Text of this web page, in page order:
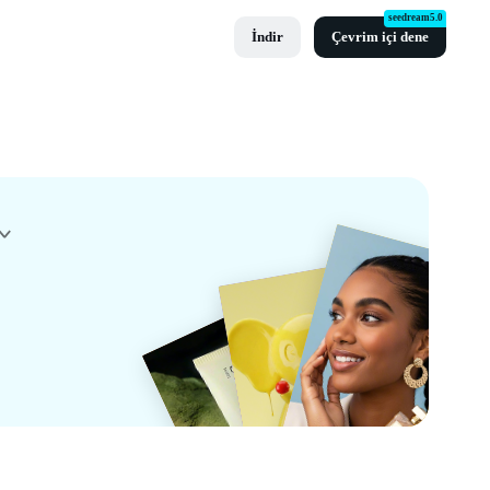
İndir Çevrim içi dene
seedream5.0